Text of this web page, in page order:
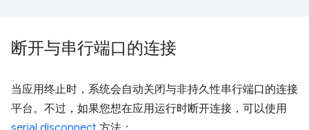
断开与串行端口的连接
当应用终止时，系统会自动关闭与非持久性串行端口的连接
平台。不过，如果您想在应用运行时断开连接，可以使用